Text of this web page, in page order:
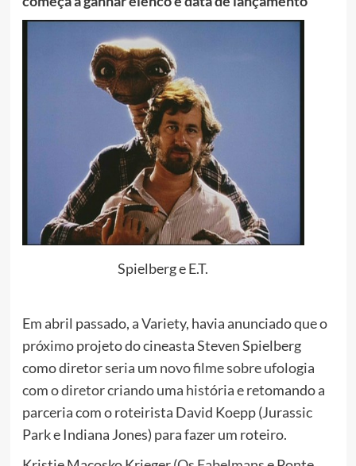
Spielberg e E.T.
Em abril passado, a Variety, havia anunciado que o
próximo projeto do cineasta Steven Spielberg
como diretorseria um novo filme sobre ufologia
com o diretor criando uma históriae retomando a
parceria com o roteirista David Koepp (Jurassic
Park e Indiana Jones) para fazer um roteiro.